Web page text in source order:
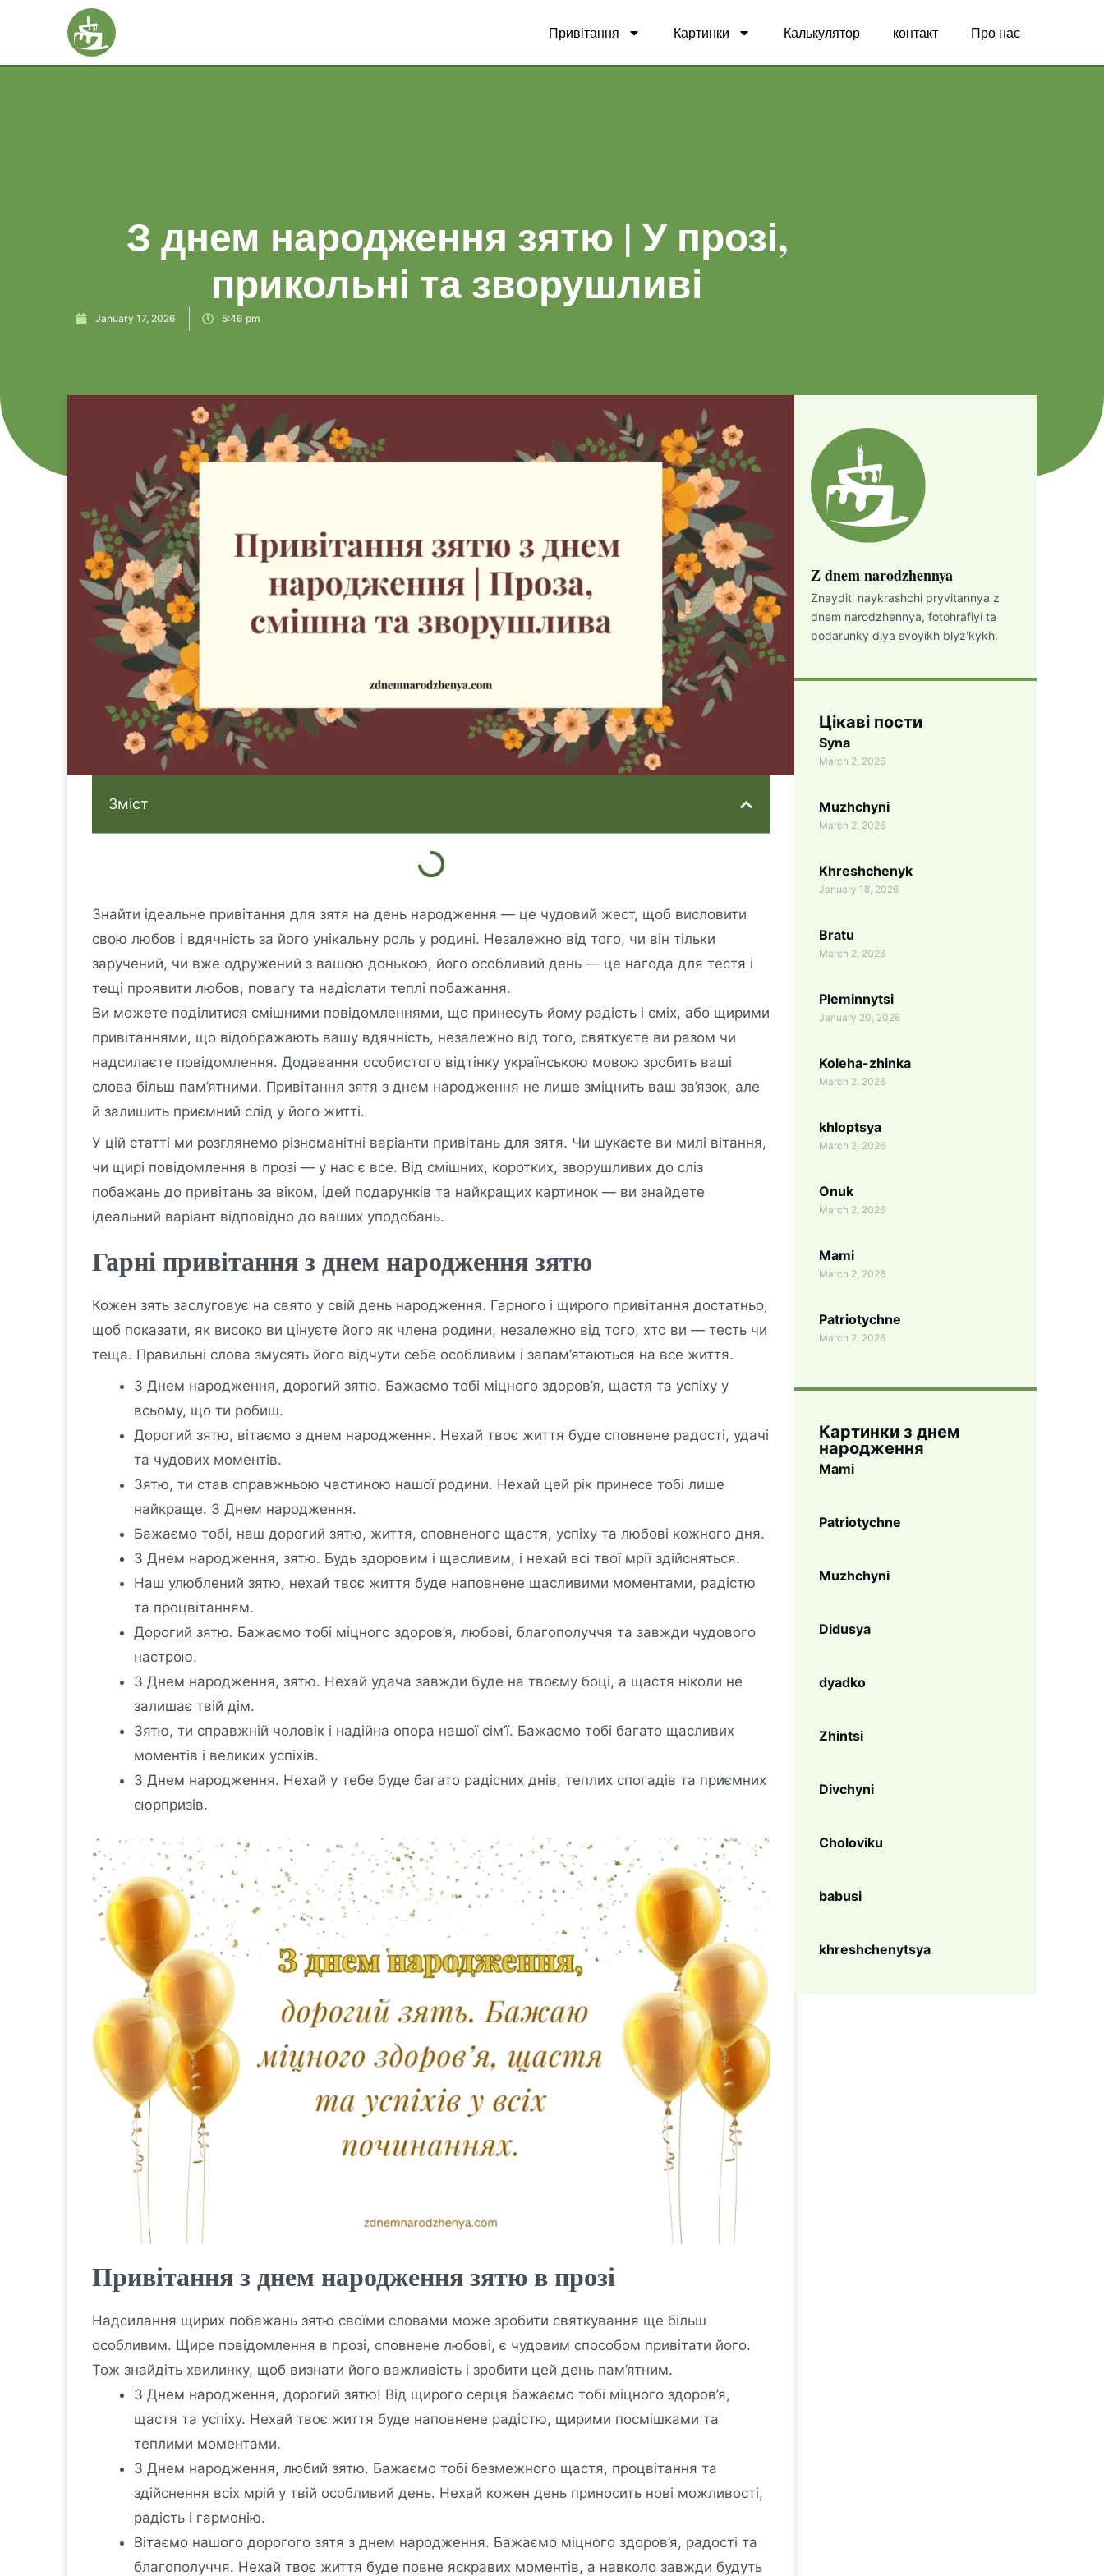
Привітання Картинки Калькулятор контакт Про нас
З днем народження зятю | У прозі,
прикольні та зворушливі
January 17, 2026 5:46 pm
Зміст
Знайти ідеальне привітання для зятя на день народження — це чудовий жест, щоб висловити
свою любов і вдячність за його унікальну роль у родині. Незалежно від того, чи він тільки
заручений, чи вже одружений з вашою донькою, його особливий день — це нагода для тестя і
тещі проявити любов, повагу та надіслати теплі побажання.
Ви можете поділитися смішними повідомленнями, що принесуть йому радість і сміх, або щирими
привітаннями, що відображають вашу вдячність, незалежно від того, святкуєте ви разом чи
надсилаєте повідомлення. Додавання особистого відтінку українською мовою зробить ваші
слова більш пам’ятними. Привітання зятя з днем народження не лише зміцнить ваш зв’язок, але
й залишить приємний слід у його житті.
У цій статті ми розглянемо різноманітні варіанти привітань для зятя. Чи шукаєте ви милі вітання,
чи щирі повідомлення в прозі — у нас є все. Від смішних, коротких, зворушливих до сліз
побажань до привітань за віком, ідей подарунків та найкращих картинок — ви знайдете
ідеальний варіант відповідно до ваших уподобань.
Гарні привітання з днем народження зятю
Кожен зять заслуговує на свято у свій день народження. Гарного і щирого привітання достатньо,
щоб показати, як високо ви цінуєте його як члена родини, незалежно від того, хто ви — тесть чи
теща. Правильні слова змусять його відчути себе особливим і запам’ятаються на все життя.
З Днем народження, дорогий зятю. Бажаємо тобі міцного здоров’я, щастя та успіху у
всьому, що ти робиш.
Дорогий зятю, вітаємо з днем народження. Нехай твоє життя буде сповнене радості, удачі
та чудових моментів.
Зятю, ти став справжньою частиною нашої родини. Нехай цей рік принесе тобі лише
найкраще. З Днем народження.
Бажаємо тобі, наш дорогий зятю, життя, сповненого щастя, успіху та любові кожного дня.
З Днем народження, зятю. Будь здоровим і щасливим, і нехай всі твої мрії здійсняться.
Наш улюблений зятю, нехай твоє життя буде наповнене щасливими моментами, радістю
та процвітанням.
Дорогий зятю. Бажаємо тобі міцного здоров’я, любові, благополуччя та завжди чудового
настрою.
З Днем народження, зятю. Нехай удача завжди буде на твоєму боці, а щастя ніколи не
залишає твій дім.
Зятю, ти справжній чоловік і надійна опора нашої сім’ї. Бажаємо тобі багато щасливих
моментів і великих успіхів.
З Днем народження. Нехай у тебе буде багато радісних днів, теплих спогадів та приємних
сюрпризів.
Привітання з днем народження зятю в прозі
Надсилання щирих побажань зятю своїми словами може зробити святкування ще більш
особливим. Щире повідомлення в прозі, сповнене любові, є чудовим способом привітати його.
Тож знайдіть хвилинку, щоб визнати його важливість і зробити цей день пам’ятним.
З Днем народження, дорогий зятю! Від щирого серця бажаємо тобі міцного здоров’я,
щастя та успіху. Нехай твоє життя буде наповнене радістю, щирими посмішками та
теплими моментами.
З Днем народження, любий зятю. Бажаємо тобі безмежного щастя, процвітання та
здійснення всіх мрій у твій особливий день. Нехай кожен день приносить нові можливості,
радість і гармонію.
Вітаємо нашого дорогого зятя з днем народження. Бажаємо міцного здоров’я, радості та
благополуччя. Нехай твоє життя буде повне яскравих моментів, а навколо завжди будуть
Z dnem ​​narodzhennya
Znayditʹ naykrashchi pryvitannya z
dnem ​​narodzhennya, fotohrafiyi ta
podarunky dlya svoyikh blyzʹkykh.
Цікаві пости
Syna
March 2, 2026
Muzhchyni
March 2, 2026
Khreshchenyk
January 18, 2026
Bratu
March 2, 2026
Pleminnytsi
January 20, 2026
Koleha-zhinka
March 2, 2026
khloptsya
March 2, 2026
Onuk
March 2, 2026
Mami
March 2, 2026
Patriotychne
March 2, 2026
Картинки з днем ​​
народження
Mami
Patriotychne
Muzhchyni
Didusya
dyadko
Zhintsi
Divchyni
Choloviku
babusi
khreshchenytsya